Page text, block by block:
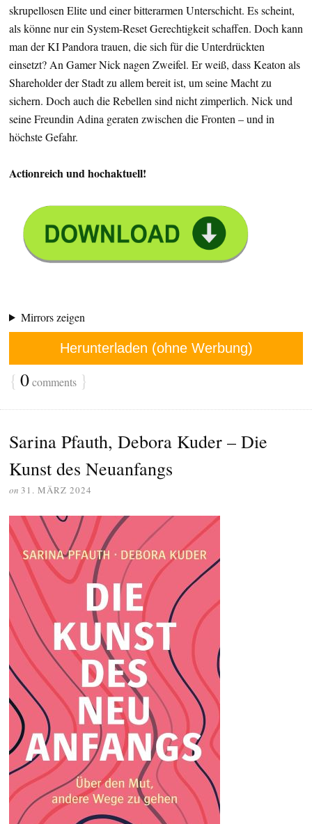
skrupellosen Elite und einer bitterarmen Unterschicht. Es scheint,
als könne nur ein System-Reset Gerechtigkeit schaffen. Doch kann
man der KI Pandora trauen, die sich für die Unterdrückten
einsetzt? An Gamer Nick nagen Zweifel. Er weiß, dass Keaton als
Shareholder der Stadt zu allem bereit ist, um seine Macht zu
sichern. Doch auch die Rebellen sind nicht zimperlich. Nick und
seine Freundin Adina geraten zwischen die Fronten – und in
höchste Gefahr.
Actionreich und hochaktuell!
Mirrors zeigen
Herunterladen (ohne Werbung)
{ 0comments }
Sarina Pfauth, Debora Kuder – Die
Kunst des Neuanfangs
on 31. MÄRZ 2024